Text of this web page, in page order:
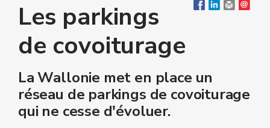
Les parkings
de covoiturage
La Wallonie met en place un
réseau de parkings de covoiturage
qui ne cesse d'évoluer.